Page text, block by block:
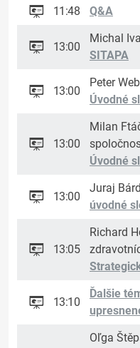
11:48
Q&A
13:00
Michal
SITAPA
13:00
Peter
Úvodné
13:00
Milan
Úvodné
13:00
Juraj
úvodné
13:05
Richard
13:10
Ďalšie
Oľga